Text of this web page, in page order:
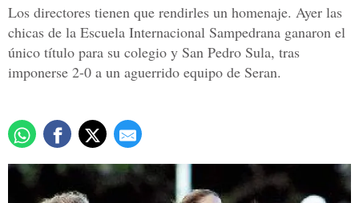
Los directores tienen que rendirles un homenaje. Ayer las
chicas de la Escuela Internacional Sampedrana ganaron el
único título para su colegio y San Pedro Sula, tras
imponerse 2-0 a un aguerrido equipo de Seran.